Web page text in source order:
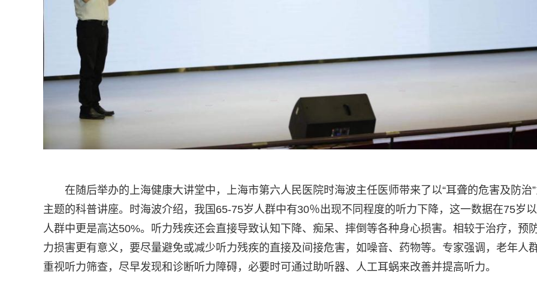
在随后举办的上海健康大讲堂中，上海市第六人民医院时海波主任医师带来了以“耳聋的危害及防治
主题的科普讲座。时海波介绍，我国65-75岁人群中有30％出现不同程度的听力下降，这一数据在75岁
人群中更是高达50%。听力残疾还会直接导致认知下降、痴呆、摔倒等各种身心损害。相较于治疗，预
力损害更有意义，要尽量避免或减少听力残疾的直接及间接危害，如噪音、药物等。专家强调，老年人
重视听力筛查，尽早发现和诊断听力障碍，必要时可通过助听器、人工耳蜗来改善并提高听力。